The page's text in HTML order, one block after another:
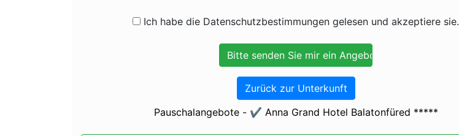
Ich habe die Datenschutzbestimmungen gelesen und akzeptiere sie.
Zurück zur Unterkunft
Pauschalangebote - ✔️ Anna Grand Hotel Balatonfüred *****